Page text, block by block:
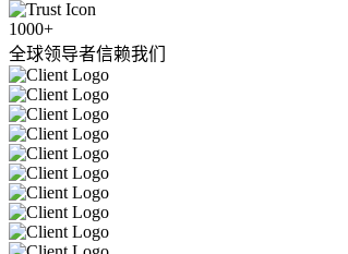
1000+
全球领导者信赖我们